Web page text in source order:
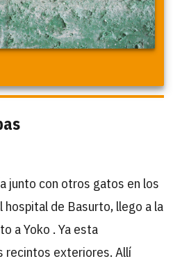
junto con otros gatos en los
hospital de Basurto, llego a la
a Yoko . Ya esta
recintos exteriores. Allí